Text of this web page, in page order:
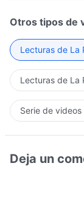
Otros tipos de
Lecturas de La
Lecturas de La
Serie de videos
Deja un